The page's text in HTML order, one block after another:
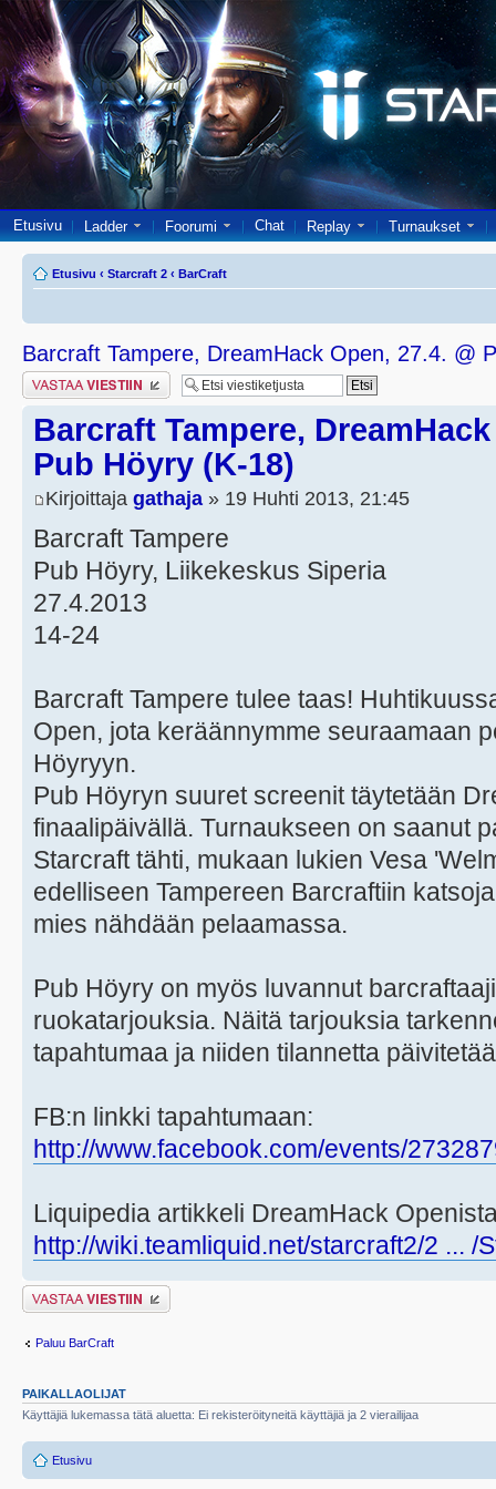
Etusivu Ladder Foorumi Chat Replay Turnaukset
Etusivu ‹ Starcraft 2 ‹ BarCraft
Barcraft Tampere, DreamHack Open, 27.4. @
Lähetä vastaus
Barcraft Tampere,
Pub Höyry (K-18)
Kirjoittaja gathaja » 19 Huhti 2013, 21:45
Barcraft Tampere
Pub Höyry, Liikekeskus Siperia
27.4.2013
14-24
Barcraft Tampere tulee taas!
Open, jota keräännymme seuraamaan
Höyryyn.
Pub Höyryn suuret screenit täytetään
finaalipäivällä. Turnaukseen on saanut
Starcraft tähti, mukaan lukien Vesa
edelliseen Tampereen Barcraftiin
mies nähdään pelaamassa.
Pub Höyry on myös luvannut
ruokatarjouksia. Näitä tarjouksia
tapahtumaa ja niiden tilannetta
FB:n linkki tapahtumaan:
http://www.facebook.com/events/
Liquipedia artikkeli DreamHack
http://wiki.teamliquid.net/starcraft2/2 ... /
Lähetä vastaus
Paluu BarCraft
PAIKALLAOLIJAT
Käyttäjiä lukemassa tätä aluetta: Ei rekisteröityneitä käyttäjiä ja 2 vierailijaa
Etusivu